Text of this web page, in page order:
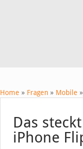
Home » Fragen » Mobile »
Das
iPhone